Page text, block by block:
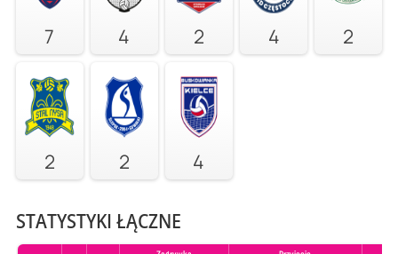
7 4 2 4 2
2 2 4
STATYSTYKI ŁĄCZNE